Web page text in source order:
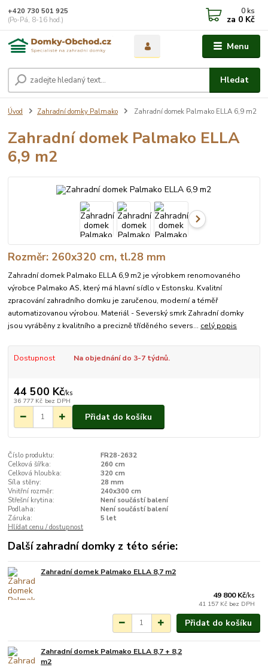
Menu
Hledat
+420 730 501 925
(Po-Pá, 8-16 hod.)
0 ks
za 0 Kč
Úvod Zahradní domky Palmako Zahradní domek Palmako ELLA 6,9 m2
Zahradní domek Palmako ELLA
6,9 m2
Rozměr: 260x320 cm, tl.28 mm
Zahradní domek Palmako ELLA 6,9 m2 je výrobkem renomovaného
výrobce Palmako AS, který má hlavní sídlo v Estonsku. Kvalitní
zpracování zahradního domku je zaručenou, moderní a téměř
automatizovanou výrobou. Materiál - Severský smrk Zahradní domky
jsou vyráběny z kvalitního a precizně tříděného severs... celý popis
Dostupnost Na objednání do 3-7 týdnů.
44 500 Kč/ks
36 777 Kč bez DPH
Přidat do košíku
Číslo produktu:
FR28-2632
Celková šířka:
260 cm
Celková hloubka:
320 cm
Síla stěny:
28 mm
Vnitřní rozměr:
240x300 cm
Střešní krytina:
Není součástí balení
Podlaha:
Není součástí balení
Záruka:
5 let
Hlídat cenu / dostupnost
Další zahradní domky z této série:
Zahradní domek Palmako ELLA 8,7 m2
49 800 Kč/ks
41 157 Kč bez DPH
Přidat do košíku
Zahradní domek Palmako ELLA 8,7 + 8,2
m2